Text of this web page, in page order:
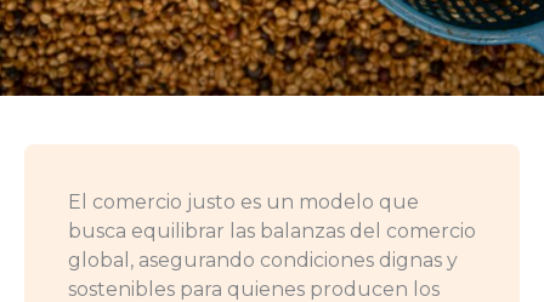
El comercio justo es un modelo que
busca equilibrar las balanzas del comercio
global, asegurando condiciones dignas y
sostenibles para quienes producen los